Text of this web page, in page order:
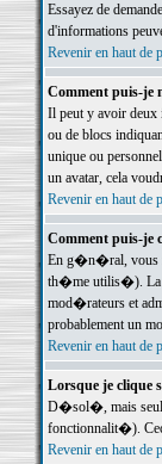
Essayez de
d'informations
Revenir en haut de
Comment puis-je
Il peut y avoir deux
ou de blocs
unique ou
un avatar, cela
Revenir en haut de
Comment puis-je
En g�n�ral, vous
th�me utilis�). La
mod�rateurs et
probablement un
Revenir en haut de
Lorsque je clique
D�sol�, mais
fonctionnalit�).
Revenir en haut de